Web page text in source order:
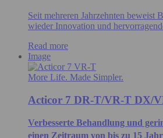
Seit mehreren Jahrzehnten
wieder Innovation und
Read more
Image
More Life. Made Simpler.
Acticor 7 DR-T/VR-T DX/
Verbesserte Behandlung und
einen Zeitraum von bis zu 15